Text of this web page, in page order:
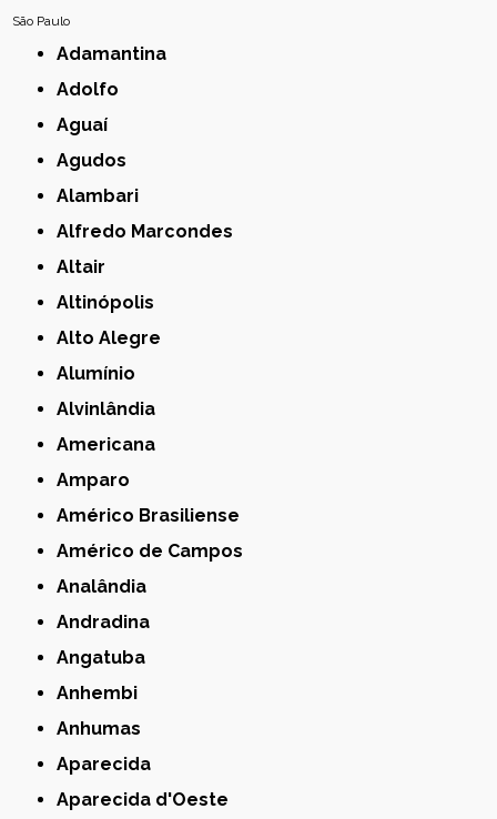
São Paulo
Adamantina
Adolfo
Aguaí
Agudos
Alambari
Alfredo Marcondes
Altair
Altinópolis
Alto Alegre
Alumínio
Alvinlândia
Americana
Amparo
Américo Brasiliense
Américo de Campos
Analândia
Andradina
Angatuba
Anhembi
Anhumas
Aparecida
Aparecida d'Oeste